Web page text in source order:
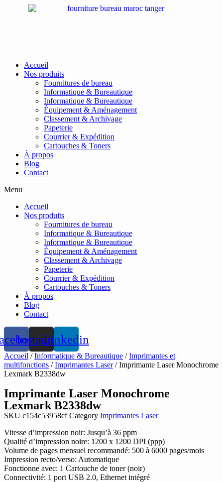
Accueil
Nos produits
Fournitures de bureau
Informatique & Bureautique
Informatique & Bureautique
Équipement & Aménagement
Classement & Archivage
Papeterie
Courrier & Expédition
Cartouches & Toners
À propos
Blog
Contact
Menu
Accueil
Nos produits
Fournitures de bureau
Informatique & Bureautique
Informatique & Bureautique
Équipement & Aménagement
Classement & Archivage
Papeterie
Courrier & Expédition
Cartouches & Toners
À propos
Blog
Contact
InstagramLinkedin
Accueil /Informatique & Bureautique /Imprimantes et
multifonctions /Imprimantes Laser/ Imprimante Laser Monochrome
Lexmark B2338dw
Imprimante Laser Monochrome
Lexmark B2338dw
SKU c154c53958cfCategory Imprimantes Laser
Vitesse d’impression noir: Jusqu’à 36 ppm
Qualité d’impression noire: 1200 x 1200 DPI (ppp)
Volume de pages mensuel recommandé: 500 à 6000 pages/mois
Impression recto/verso: Automatique
Fonctionne avec: 1 Cartouche de toner (noir)
Connectivité: 1 port USB 2.0, Ethernet intégré